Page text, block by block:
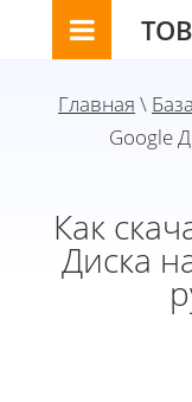
Главная \
Google
Как
Диска